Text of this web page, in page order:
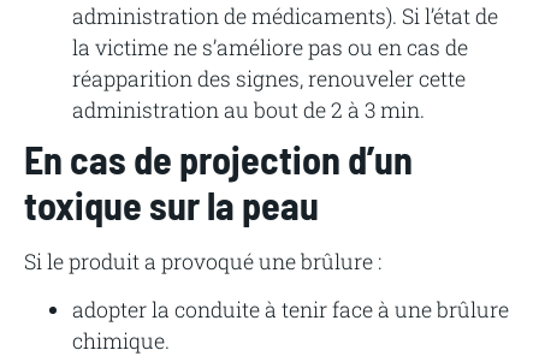
administration de médicaments). Si l’état de
la victime ne s’améliore pas ou en cas de
réapparition des signes, renouveler cette
administration au bout de 2 à 3 min.
En cas de projection d’un
toxique sur la peau
Si le produit a provoqué une brûlure :
adopter la conduite à tenir face à une brûlure
chimique.